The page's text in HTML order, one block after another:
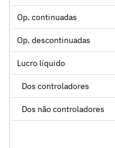
Op. continuadas
Op. descontinuadas
Lucro líquido
Dos controladores
Dos não controladores